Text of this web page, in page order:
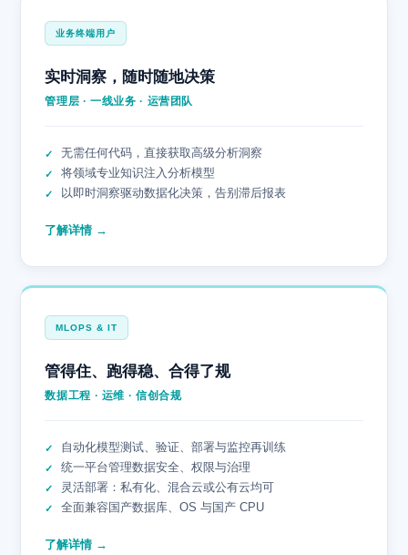
业务终端用户
实时洞察，随时随地决策
管理层 · 一线业务 · 运营团队
无需任何代码，直接获取高级分析洞察
将领域专业知识注入分析模型
以即时洞察驱动数据化决策，告别滞后报表
了解详情 →
MLOPS & IT
管得住、跑得稳、合得了规
数据工程 · 运维 · 信创合规
自动化模型测试、验证、部署与监控再训练
统一平台管理数据安全、权限与治理
灵活部署：私有化、混合云或公有云均可
全面兼容国产数据库、OS 与国产 CPU
了解详情 →